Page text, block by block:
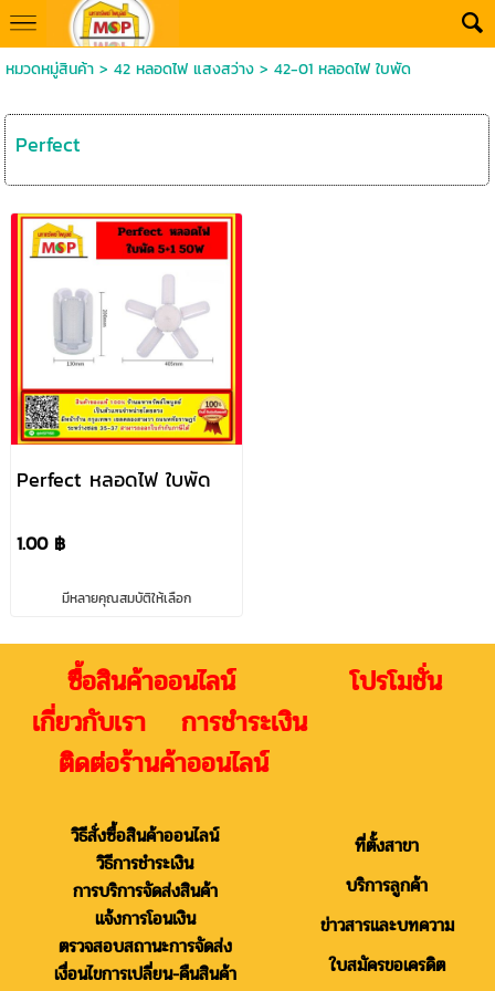
หมวดหมู่สินค้า> 42 หลอดไฟ แสงสว่าง> 42-01 หลอดไฟ ใบพัด
Perfect
Perfect หลอดไฟ ใบพัด
1.00 ฿
มีหลายคุณสมบัติให้เลือก
ซื้อสินค้าออนไลน์ โปรโมชั่น
เกี่ยวกับเรา การชำระเงิน
ติดต่อร้านค้าออนไลน์
วิธีสั่งซื้อสินค้าออนไลน์
วิธีการชำระเงิน
การบริการจัดส่งสินค้า
แจ้งการโอนเงิน
ตรวจสอบสถานะการจัดส่ง
เงื่อนไขการเปลี่ยน-คืนสินค้า
ที่ตั้งสาขา
บริการลูกค้า
ข่าวสารและบทความ
ใบสมัครขอเครดิต